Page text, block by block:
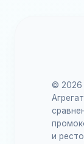
© 2026
и